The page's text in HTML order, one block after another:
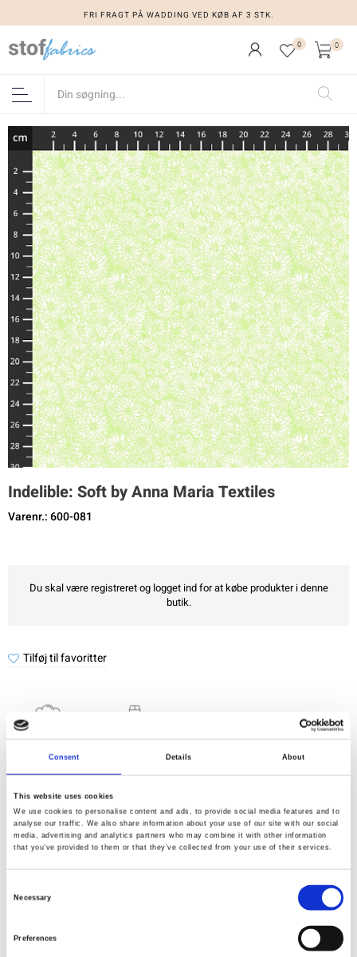
Consent Details About
This website uses cookies
We use cookies to personalise content and ads, to provide social media features and to
analyse our traffic. We also share information about your use of our site with our social
media, advertising and analytics partners who may combine it with other information
that you’ve provided to them or that they’ve collected from your use of their services.
Necessary
Preferences
FRI FRAGT PÅ WADDING VED KØB AF 3 STK.
0 0
Indelible: Soft by Anna Maria Textiles
Varenr.: 600-081
Du skal være registreret og logget ind for at købe produkter i denne
butik.
Tilføj til favoritter
kontrolleret
Specifikation
Materiale
100% bomuld
0,151 Kg.